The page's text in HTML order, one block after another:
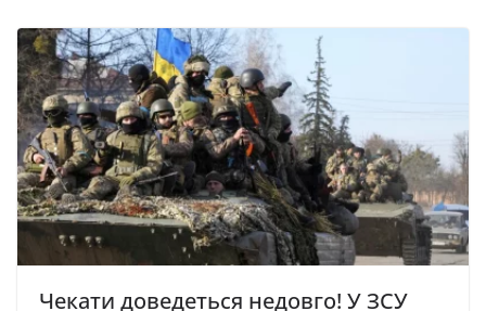
Чекати доведеться недовго! У ЗСУ